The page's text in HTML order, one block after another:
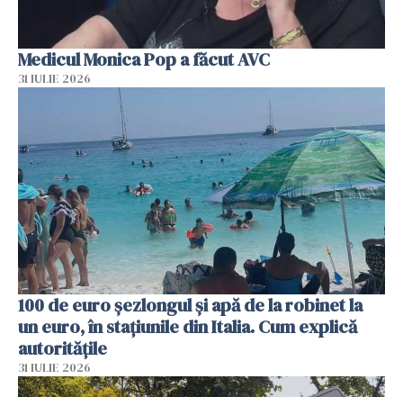
Medicul Monica Pop a făcut AVC
31 IULIE 2026
100 de euro șezlongul și apă de la robinet la
un euro, în stațiunile din Italia. Cum explică
autoritățile
31 IULIE 2026